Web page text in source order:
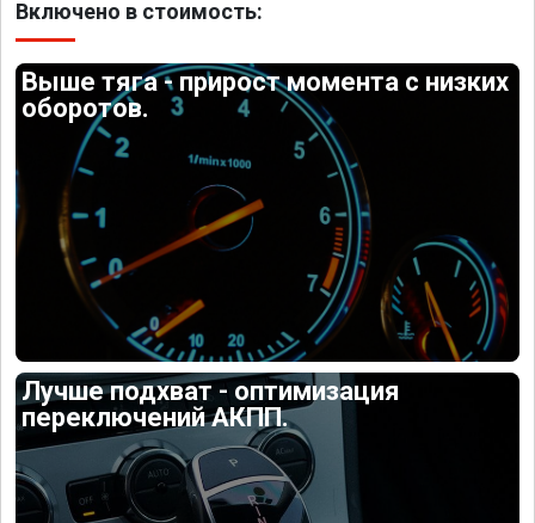
Включено в стоимость:
Выше тяга - прирост момента с низких
оборотов.
Лучше подхват - оптимизация
переключений АКПП.